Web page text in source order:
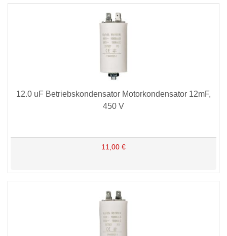
12.0 uF Betriebskondensator Motorkondensator 12mF,
450 V
11,00 €